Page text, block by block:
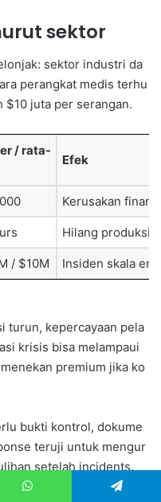
sektor
sektor industri da
perangkat medis terhu
$10 juta per serangan.
/ rata-
Efek
Kerusakan
Hilang produksi,
/ $10M Insiden skala
turun, kepercayaan pela
krisis bisa melampaui
premium jika ko
bukti kontrol, dokume
teruji untuk mengur
setelah incidents.